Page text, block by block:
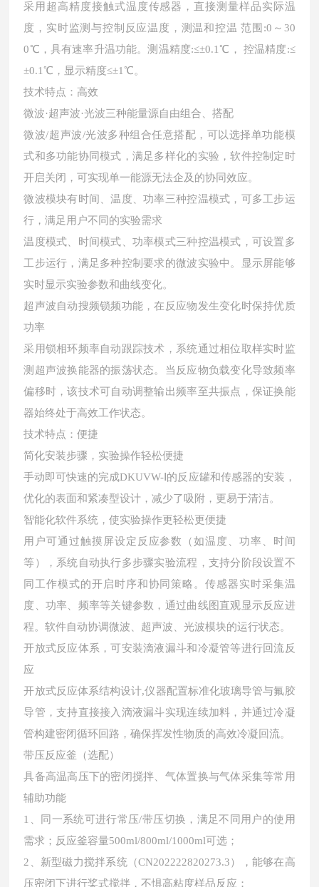
采用超高精度接触式温度传感器，直接测量样品实际温
度，实时监测与控制反应温度，测温和控温 范围:0～30
0℃，具有速率升温功能。测温精度:≤±0.1℃， 控温精度:≤
±0.1℃，显示精度≤±1℃。
技术特点：高效
微波·超声波·光波三种能量源自由组合、搭配
微波/超声波/光波多种组合任意搭配，可以选择单功能模
式和多功能协同模式，满足多样化的实验，软件控制定时
开启关闭，可实现单一能源无法企及的协同效应。
微波模块有时间、温度、功率三种控温模式，可多工步运
行，满足用户不同的实验需求
温度模式、时间模式、功率模式三种控温模式，可设置多
工步运行，满足多种控制要求的微波实验中。显示屏能够
实时显示实验参数和曲线变化。
超声波自动搜频锁频功能，在反应物发生变化时保持优质
功率
采用锁相环频率自动跟踪技术，系统通过相位取样实时监
测超声波换能器的振荡状态。当反应物负载变化导致频率
偏移时，该技术可自动调整输出频率至共振点，保证换能
器始终处于高效工作状态。
技术特点：便捷
简化安装步骤，实验操作轻松便捷
手动即可快速的完成DKUVW-Ⅰ的反应罐和传感器的安装，
优化的表面和紧凑型设计，减少了吸附，更易于清洁。
智能化软件系统，使实验操作更轻松更便捷
用户可通过触摸屏设定反应参数（如温度、功率、时间
等），系统自动执行多步骤实验流程，支持分阶段设置不
同工作模式的开启时序和协同策略。传感器实时采集温
度、功率、频率等关键参数，通过曲线图直观显示反应进
程。软件自动协调微波、超声波、光波模块的运行状态。
开放式反应体系，可安装滴液漏斗和冷凝管等进行回流反
应
开放式反应体系结构设计,仪器配置标准化玻璃导管与氟胶
导管，支持直接接入滴液漏斗实现连续加料，并通过冷凝
管构建密闭循环回路，确保挥发性物质的高效冷凝回流。
带压反应釜（选配）
具备高温高压下的密闭搅拌、气体置换与气体采集等常用
辅助功能
1、同一系统可进行常压/带压切换，满足不同用户的使用
需求；反应釜容量500ml/800ml/1000ml可选；
2、 新型磁力搅拌系统（CN202222820273.3），能够在高
压密闭下进行桨式搅拌，不惧高粘度样品反应；